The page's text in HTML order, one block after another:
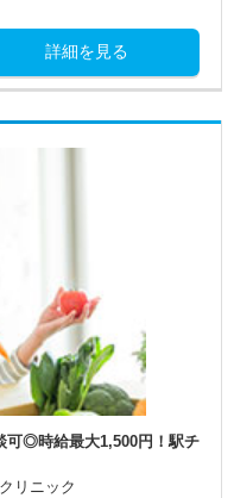
詳細を見る
可◎時給最大1,500円！駅チ
リニック